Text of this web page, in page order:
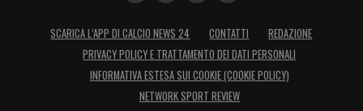
SCARICA L’APP DI CALCIO NEWS 24 CONTATTI
REDAZIONE
PRIVACY POLICY E TRATTAMENTO DEI DATI PERSONALI
INFORMATIVA ESTESA SUI COOKIE (COOKIE POLICY)
NETWORK SPORT REVIEW